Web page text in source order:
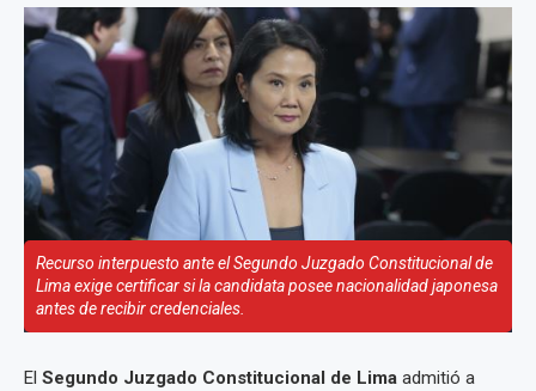
Recurso interpuesto ante el Segundo Juzgado Constitucional de
Lima exige certificar si la candidata posee nacionalidad japonesa
antes de recibir credenciales.
El Segundo Juzgado Constitucional de Lima admitió a